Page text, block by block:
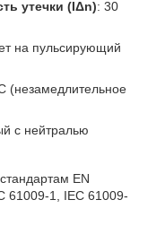
утечки (IΔn): 30
на пульсирующий
(незамедлительное
с нейтралью
EN
61009-1, IEC 61009-